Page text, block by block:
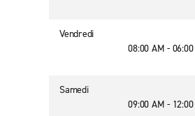
Vendredi
08:00 AM -
Samedi
09:00 AM -